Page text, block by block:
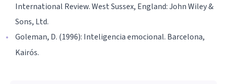
International Review. West Sussex, England: John Wiley &
Sons, Ltd.
Goleman, D. (1996): Inteligencia emocional. Barcelona,
Kairós.